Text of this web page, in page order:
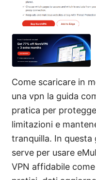
Come scaricare in
una vpn la guida
pratica per
limitazioni e
tranquilla. In
serve per usare
VPN affidabile